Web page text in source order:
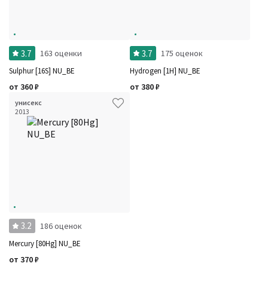
3.7 163 оценки
Sulphur [16S] NU_BE
от 360₽
3.7 175 оценок
Hydrogen [1H] NU_BE
от 380₽
унисекс
2013
3.2 186 оценок
Mercury [80Hg] NU_BE
от 370₽